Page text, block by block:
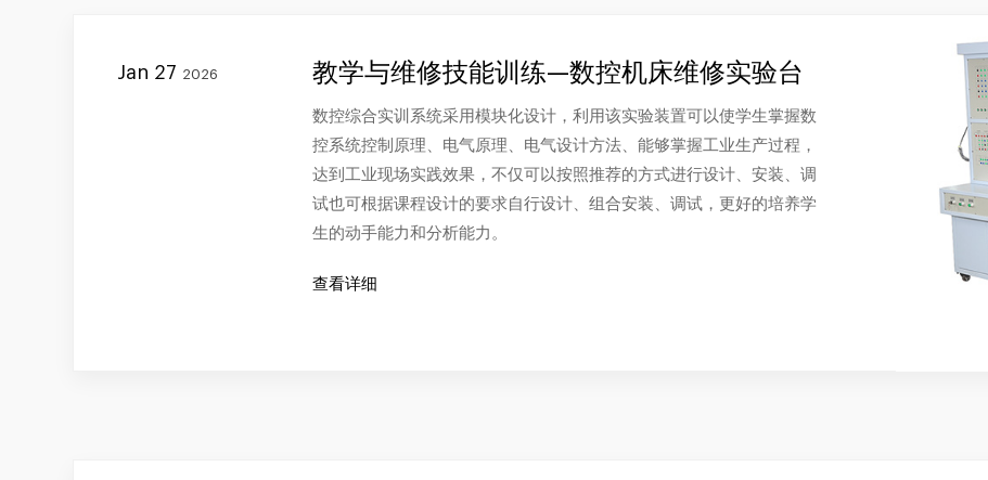
Jan 27 2026 教学与维修技能训练—数控机床维修实验台
数控综合实训系统采用模块化设计，利用该实验装置可以使学生掌握数
控系统控制原理、电气原理、电气设计方法、能够掌握工业生产过程，
达到工业现场实践效果，不仅可以按照推荐的方式进行设计、安装、调
试也可根据课程设计的要求自行设计、组合安装、调试，更好的培养学
生的动手能力和分析能力。
查看详细